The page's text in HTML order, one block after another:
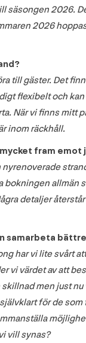
säsongen 2026.
2026
till gäster. Det
flexibelt och
När vi finns mitt
inom räckhåll.
fram emot
allmän
detaljer
samarbeta
har vi lite svårt
vi värdet av att
men just
för de
vill synas?